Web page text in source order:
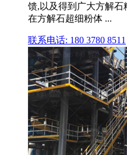
馈,以及得到广大方解
在方解石超细粉体 ...
联系电话: 180 3780 8511